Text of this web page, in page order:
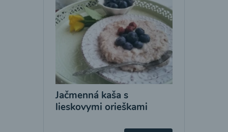
Jačmenná kaša s
lieskovymi orieškami